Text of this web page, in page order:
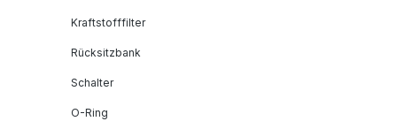
Kraftstofffilter
Rücksitzbank
Schalter
O-Ring